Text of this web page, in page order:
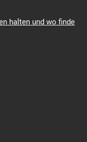
halten und wo finde